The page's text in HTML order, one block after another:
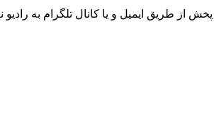
از طریق ایمیل و یا کانال تلگرام به رادیو